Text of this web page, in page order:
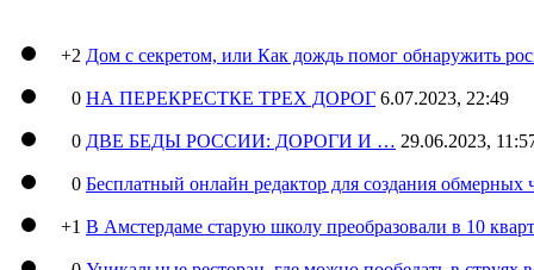
+2 Дом с секретом, или Как дождь помог обнаружить
0 НА ПЕРЕКРЕСТКЕ ТРЕХ ДОРОГ 6.07.2023, 22:49
0 ДВЕ БЕДЫ РОССИИ: ДОРОГИ И … 29.06.2023,
0 Бесплатный онлайн редактор для создания обмерных
+1 В Амстердаме старую школу преобразовали в 10